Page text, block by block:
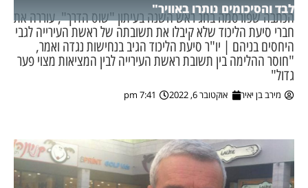
לבד והסיכומים נותרו באוויר"
הכתבה שפורסמה בחג ראש השנה בעיתון "שוס הדרך", עוררה את
חברי סיעת הליכוד שלא קיבלו את תשובתה של ראשת העירייה לגבי
היחסים בניהם | יו"ר סיעת הליכוד הגיב בנחישות נגדה ואמר,
"חוסר ההלימה בין תשובת ראשת העירייה לבין המציאות מצוי פער
גדול"
מירב בן יאיר אוקטובר 6, 2022 7:41 pm